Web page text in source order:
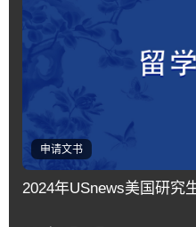
申请文书
2024年USnews美国研究